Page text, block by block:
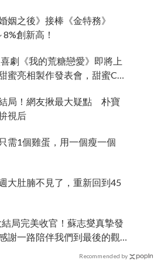
姻之後》接棒《金特務》
創新高！
劇《我的荒糖戀愛》即將上
蜜亮相製作發表會，甜蜜CP
結局！網友揪最大疑點 朴寶
視后
需1個雞蛋，用一個瘦一個
大肚腩不見了，重新回到45
結局完美收官！蘇志燮真摯發
謝一路陪伴我們到最後的觀
Recommended by